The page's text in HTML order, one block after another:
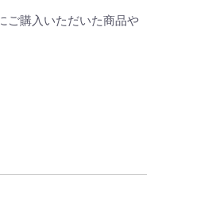
ご購入いただいた商品や